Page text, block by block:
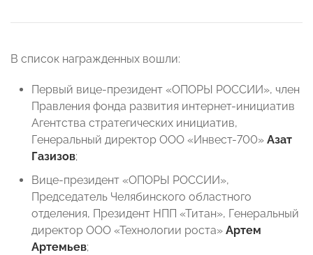
В список награжденных вошли:
Первый вице-президент «ОПОРЫ РОССИИ», член
Правления фонда развития интернет-инициатив
Агентства стратегических инициатив,
Генеральный директор ООО «Инвест-700» Азат
Газизов;
Вице-президент «ОПОРЫ РОССИИ»,
Председатель Челябинского областного
отделения, Президент НПП «Титан», Генеральный
директор ООО «Технологии роста» Артем
Артемьев;